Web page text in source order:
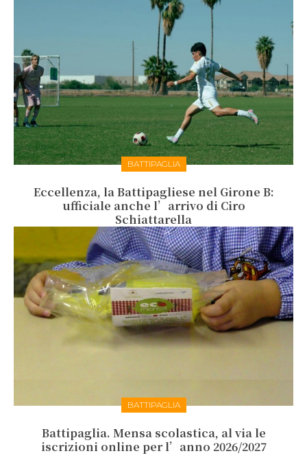
BATTIPAGLIA
Eccellenza, la Battipagliese nel Girone B:
ufficiale anche l’arrivo di Ciro
Schiattarella
BATTIPAGLIA
Battipaglia. Mensa scolastica, al via le
iscrizioni online per l’anno 2026/2027